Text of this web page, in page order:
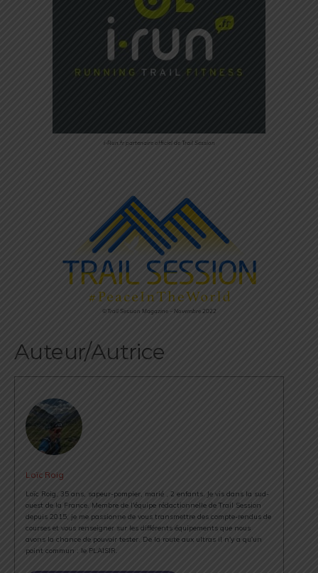
i-Run.fr partenaire officiel de Trail Session
©Trail Session Magazine – Novembre 2022
Auteur/Autrice
Loïc Roig
Loïc Roig, 35 ans, sapeur-pompier, marié , 2 enfants. Je vis dans la sud-
ouest de la France. Membre de l'équipe rédactionnelle de Trail Session
depuis 2015, je me passionne de vous transmettre des compte-rendus de
courses et vous renseigner sur les différents équipements que nous
avons la chance de pouvoir tester. De la route aux ultras il n'y a qu'un
point commun : le PLAISIR.